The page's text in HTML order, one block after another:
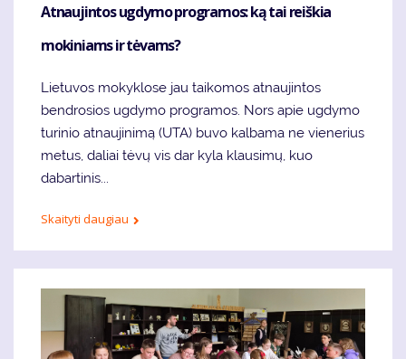
Atnaujintos ugdymo programos: ką tai reiškia
mokiniams ir tėvams?
Lietuvos mokyklose jau taikomos atnaujintos
bendrosios ugdymo programos. Nors apie ugdymo
turinio atnaujinimą (UTA) buvo kalbama ne vienerius
metus, daliai tėvų vis dar kyla klausimų, kuo
dabartinis...
Skaityti daugiau